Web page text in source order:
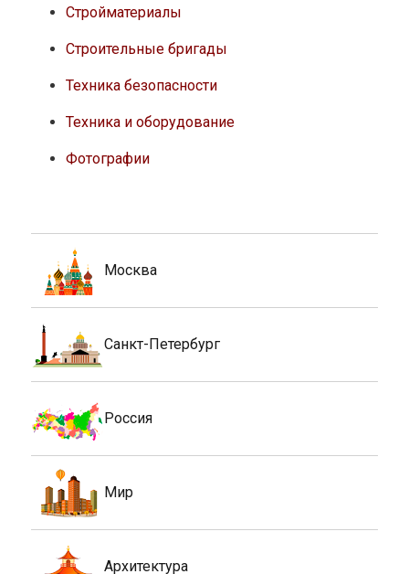
Стройматериалы
Строительные бригады
Техника безопасности
Техника и оборудование
Фотографии
Москва
Санкт-Петербург
Россия
Мир
Архитектура